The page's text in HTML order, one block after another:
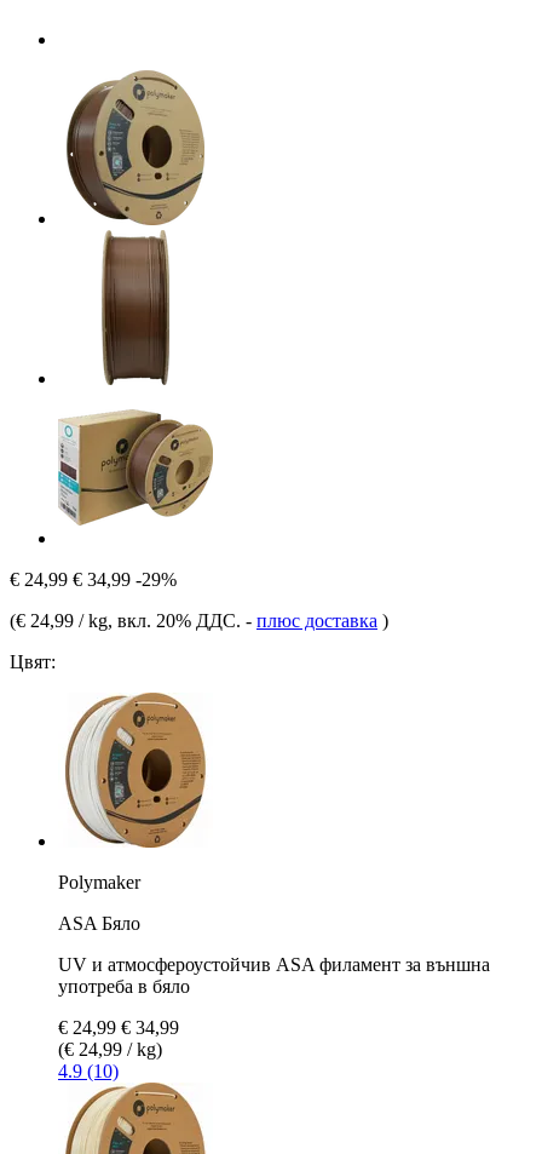
€ 24,99 € 34,99 -29%
(€ 24,99 / kg, вкл. 20% ДДС. - плюс доставка )
Цвят:
Polymaker
ASA Бяло
UV и атмосфероустойчив ASA филамент за външна
употреба в бяло
€ 24,99 € 34,99
(€ 24,99 / kg)
4.9 (10)